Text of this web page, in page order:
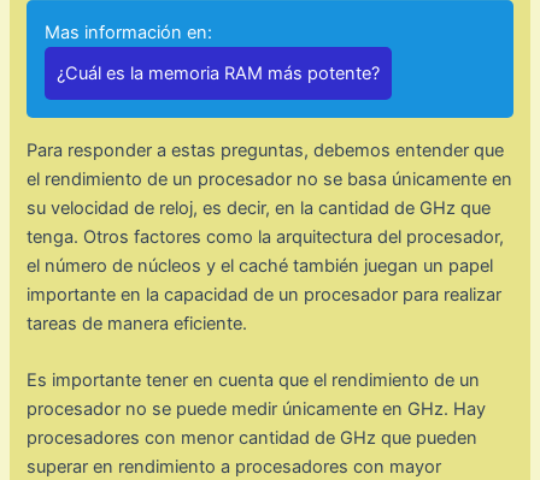
Mas información en:
¿Cuál es la memoria RAM más potente?
Para responder a estas preguntas, debemos entender que
el rendimiento de un procesador no se basa únicamente en
su velocidad de reloj, es decir, en la cantidad de GHz que
tenga. Otros factores como la arquitectura del procesador,
el número de núcleos y el caché también juegan un papel
importante en la capacidad de un procesador para realizar
tareas de manera eficiente.
Es importante tener en cuenta que el rendimiento de un
procesador no se puede medir únicamente en GHz. Hay
procesadores con menor cantidad de GHz que pueden
superar en rendimiento a procesadores con mayor